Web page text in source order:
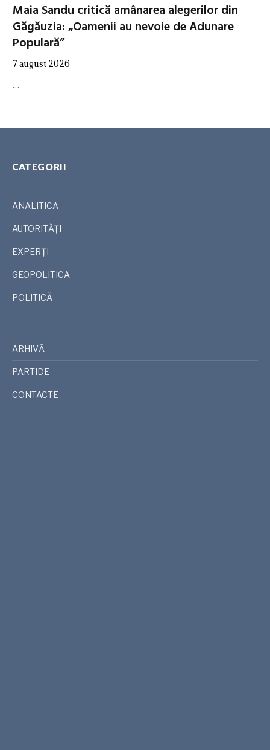
Maia Sandu critică amânarea alegerilor din
Găgăuzia: „Oamenii au nevoie de Adunare
Populară”
7 august 2026
…
CATEGORII
ANALITICA
AUTORITĂȚI
EXPERȚI
GEOPOLITICA
POLITICĂ
ARHIVĂ
PARTIDE
CONTACTE